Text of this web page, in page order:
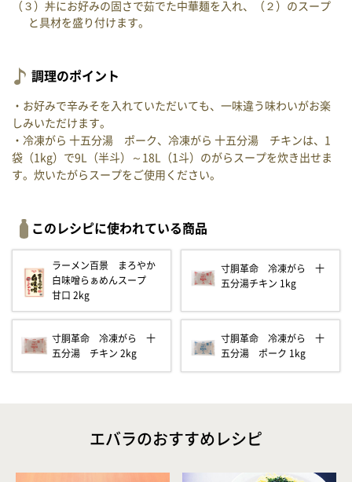
（３）丼にお好みの固さで茹でた中華麺を入れ、（２）のスープ
と具材を盛り付けます。
調理のポイント
・お好みで辛みそを入れていただいても、一味違う味わいがお楽
しみいただけます。
・冷凍がら 十五分湯 ポーク、冷凍がら 十五分湯 チキンは、1
袋（1kg）で9L（半斗）～18L（1斗）のがらスープを炊き出せま
す。炊いたがらスープをご使用ください。
このレシピに使われている商品
ラーメン百景 まろやか
白味噌らぁめんスープ
甘口 2kg
寸胴革命 冷凍がら 十
五分湯チキン 1kg
寸胴革命 冷凍がら 十
五分湯 チキン 2kg
寸胴革命 冷凍がら 十
五分湯 ポーク 1kg
エバラのおすすめレシピ